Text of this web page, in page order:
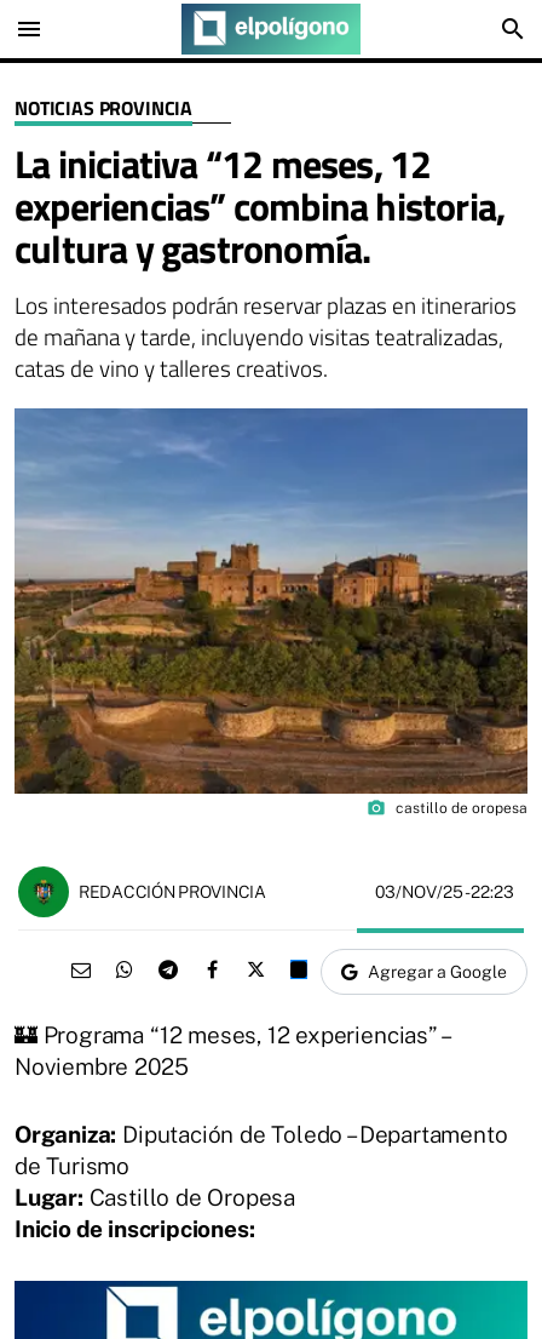
menu search
NOTICIAS PROVINCIA
La iniciativa “12 meses, 12
experiencias” combina historia,
cultura y gastronomía.
Los interesados podrán reservar plazas en itinerarios
de mañana y tarde, incluyendo visitas teatralizadas,
catas de vino y talleres creativos.
photo_camera castillo de oropesa
REDACCIÓN PROVINCIA 03/NOV/25- 22:23
Agregar a Google
🏰 Programa “12 meses, 12 experiencias” –
Noviembre 2025
Organiza: Diputación de Toledo – Departamento
de Turismo
Lugar: Castillo de Oropesa
Inicio de inscripciones: